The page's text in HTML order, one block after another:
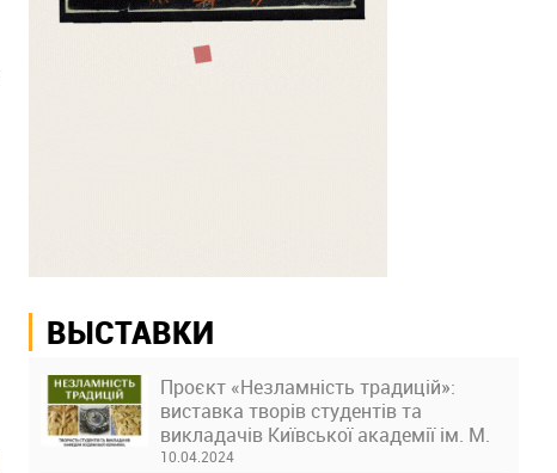
ВЫСТАВКИ
Проєкт «Незламність традицій»:
виставка творів студентів та
викладачів Київської академії ім. М.
Бойчука
10.04.2024